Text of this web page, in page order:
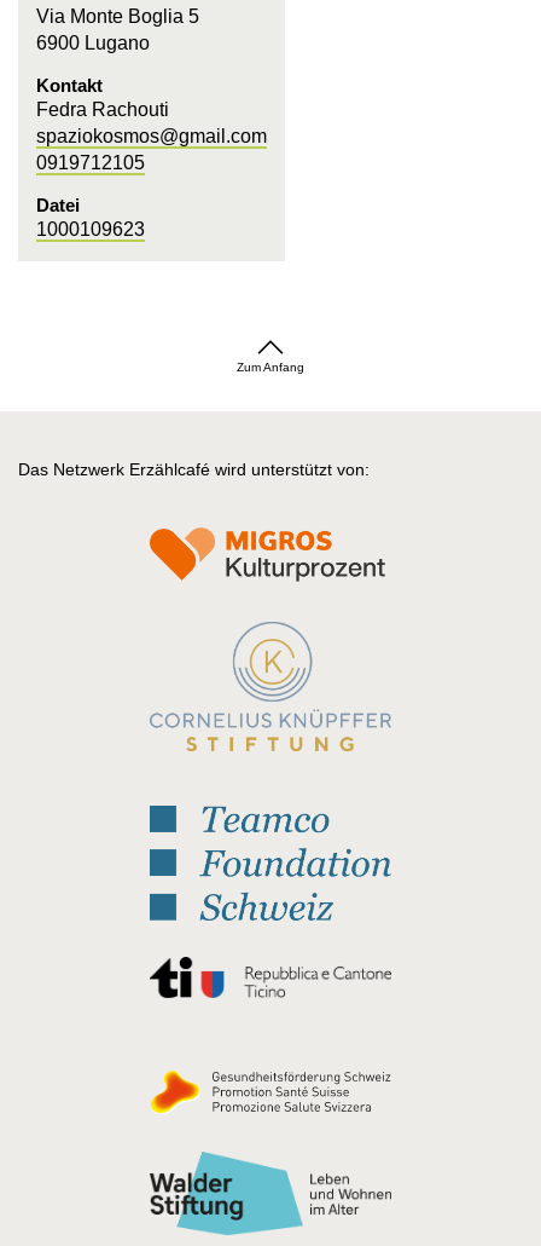
Via Monte Boglia 5
6900 Lugano
Kontakt
Fedra Rachouti
spaziokosmos@gmail.com
0919712105
Datei
1000109623
Zum Anfang
Das Netzwerk Erzählcafé wird unterstützt von: